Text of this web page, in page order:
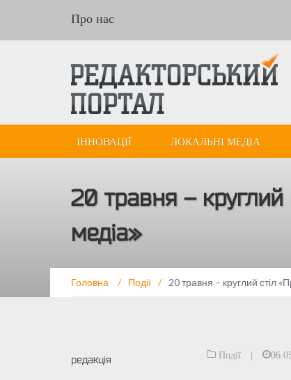
Про нас
ІННОВАЦІЇ ЛОКАЛЬНІ МЕДІА
20 травня – круглий
медіа»
Головна / Події / 20 травня – круглий стіл
редакція Події